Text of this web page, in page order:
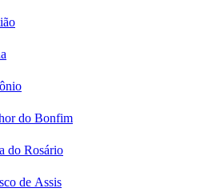
do Bonfim
do Rosário
de Assis